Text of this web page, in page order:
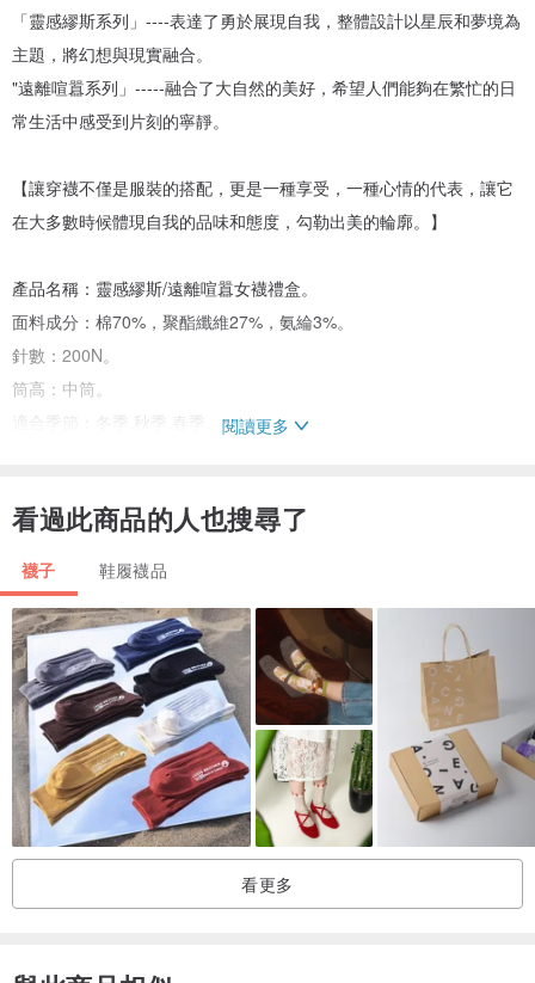
「靈感繆斯系列」----表達了勇於展現自我，整體設計以星辰和夢境為
主題，將幻想與現實融合。
"遠離喧囂系列」-----融合了大自然的美好，希望人們能夠在繁忙的日
常生活中感受到片刻的寧靜。
【讓穿襪不僅是服裝的搭配，更是一種享受，一種心情的代表，讓它
在大多數時候體現自我的品味和態度，勾勒出美的輪廓。】
產品名稱：靈感繆斯/遠離喧囂女襪禮盒。
面料成分：棉70%，聚酯纖維27%，氨綸3%。
針數：200N。
筒高：中筒。
適合季節：冬季,秋季,春季。
包裝形式：禮盒裝。
織造方法:雙針雙路.
閱讀更多
看過此商品的人也搜尋了
襪子 鞋履襪品
看更多